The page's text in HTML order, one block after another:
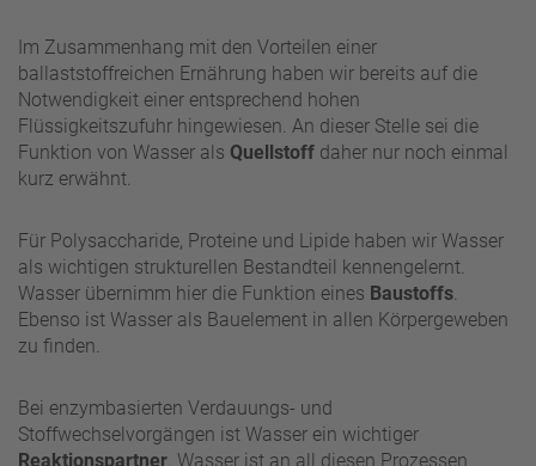
Im Zusammenhang mit den Vorteilen einer
ballaststoffreichen Ernährung haben wir bereits auf die
Notwendigkeit einer entsprechend hohen
Flüssigkeitszufuhr hingewiesen. An dieser Stelle sei die
Funktion von Wasser als Quellstoff daher nur noch einmal
kurz erwähnt.
Für Polysaccharide, Proteine und Lipide haben wir Wasser
als wichtigen strukturellen Bestandteil kennengelernt.
Wasser übernimm hier die Funktion eines Baustoffs.
Ebenso ist Wasser als Bauelement in allen Körpergeweben
zu finden.
Bei enzymbasierten Verdauungs- und
Stoffwechselvorgängen ist Wasser ein wichtiger
Reaktionspartner. Wasser ist an all diesen Prozessen